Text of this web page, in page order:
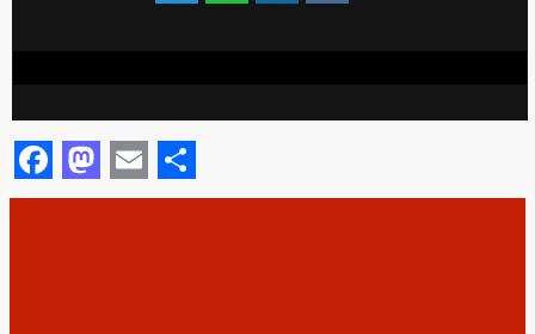
Facebook
Mastodon
EmailShare